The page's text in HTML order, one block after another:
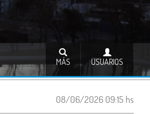
USUARIOS
MÁS
08/06/2026 09:15 hs